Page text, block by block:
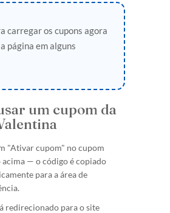
carregar os cupons agora
página em alguns
um cupom da
"Ativar cupom" no cupom
acima — o código é copiado
para a área de
redirecionado para o site